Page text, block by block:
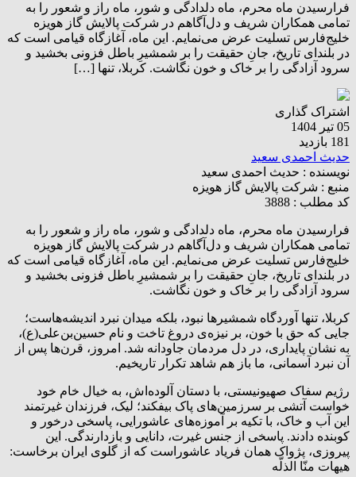
فرارسیدن ماه محرم، ماه دلدادگی و شور، ماه راز و شعور را به
تمامی همکاران شریف و دل‌آگاهم در شرکت پالایش گاز هویزه
خلیج‌فارس تسلیت عرض می‌نمایم. این ماه، آغازگاه قیامی است که
در بلندای تاریخ، جانِ حقیقت را بر شمشیرِ باطل فزونی بخشید و
سرود آزادگی را بر خاک و خون نگاشت. کربلا، تنها […]
اشتراک گذاری
05 تیر 1404
181 بازدید
حدیث احمدی سعید
نویسنده : حدیث احمدی سعید
منبع : شرکت پالایش گاز هویزه
کد مطلب : 3888
فرارسیدن ماه محرم، ماه دلدادگی و شور، ماه راز و شعور را به
تمامی همکاران شریف و دل‌آگاهم در شرکت پالایش گاز هویزه
خلیج‌فارس تسلیت عرض می‌نمایم. این ماه، آغازگاه قیامی است که
در بلندای تاریخ، جانِ حقیقت را بر شمشیرِ باطل فزونی بخشید و
سرود آزادگی را بر خاک و خون نگاشت.
کربلا، تنها آوردگاه شمشیرها نبود، بلکه میدان نبرد اندیشه‌هاست؛
جایی که حق با خون، بر نیزه‌ی دروغ تاخت و نام حسین‌بن‌علی(ع)،
به نشان پایداری، در دل‌ مردمان جاودانه شد. امروز، قرن‌ها پس از
آن نبرد آسمانی، ما باز هم شاهد تکرار تاریخیم.
رژیم سفاک صهیونیستی، با دستان آلوده‌اش، به خیال خام خود
خواست آتشی بر سرزمین‌های پاک بیفکند؛ لیک، فرزندان غیرتمند
این آب و خاک، با تکیه بر آموزه‌های عاشورایی، پاسخی درخور و
کوبنده دادند. پاسخی از جنس غیرت، دانایی و بازدارندگی. این
پیروزی، پژواک همان فریاد عاشوراست که از گلوی ایران برخاست:
هیهات منّا الذلّه